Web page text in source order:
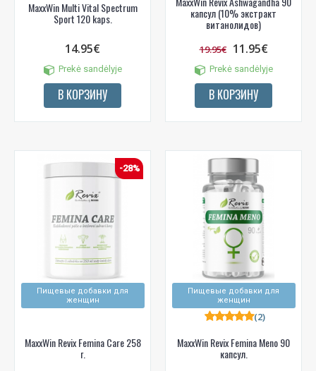
MaxxWin Multi Vital Spectrum
Sport 120 kaps.
14.95€
Prekė sandėlyje
В КОРЗИНУ
капсул (10% экстракт
витанолидов)
19.95€ 11.95€
Prekė sandėlyje
В КОРЗИНУ
Пищевые добавки для
женщин
-28%
MaxxWin Revix Femina Care 258
г.
Пищевые добавки для
женщин
MaxxWin Revix Femina Meno 90
капсул.
(2)